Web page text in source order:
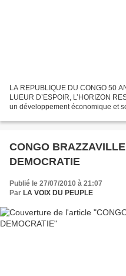
LA REPUBLIQUE DU CONGO 50
LUEUR D’ESPOIR, L’HORIZON
un développement économique et
CONGO
DEMOCRATIE
Publié le 27/07/2010 à 21:07
Par LA VOIX DU PEUPLE